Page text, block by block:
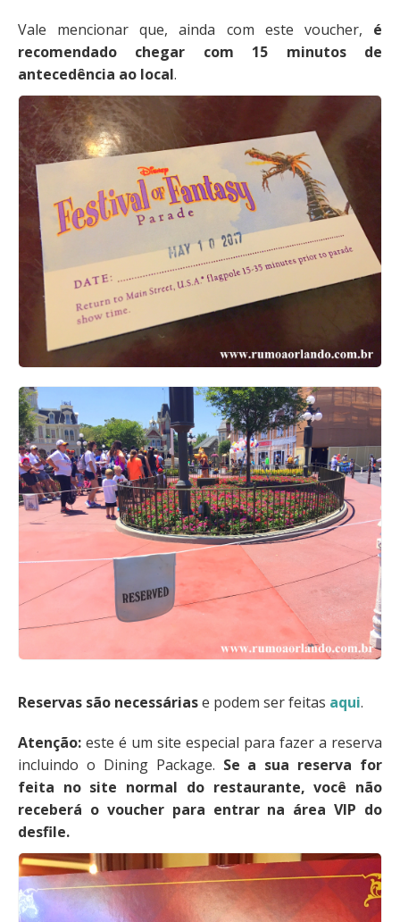
Vale mencionar que, ainda com este voucher, é
recomendado chegar com 15 minutos de
antecedência ao local.
Reservas são necessáriase podem ser feitas aqui.
Atenção: este é um site especial para fazer a reserva
incluindo o Dining Package. Se a sua reserva for
feita no site normal do restaurante, você não
receberá o voucher para entrar na área VIP do
desfile.